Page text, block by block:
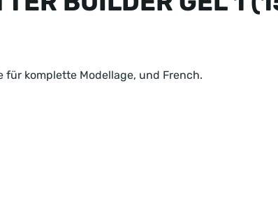
für komplette Modellage, und French.